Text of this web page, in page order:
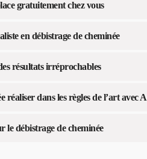
gratuitement chez vous
en débistrage de cheminée
résultats irréprochables
réaliser dans les règles de l’art avec
le débistrage de cheminée